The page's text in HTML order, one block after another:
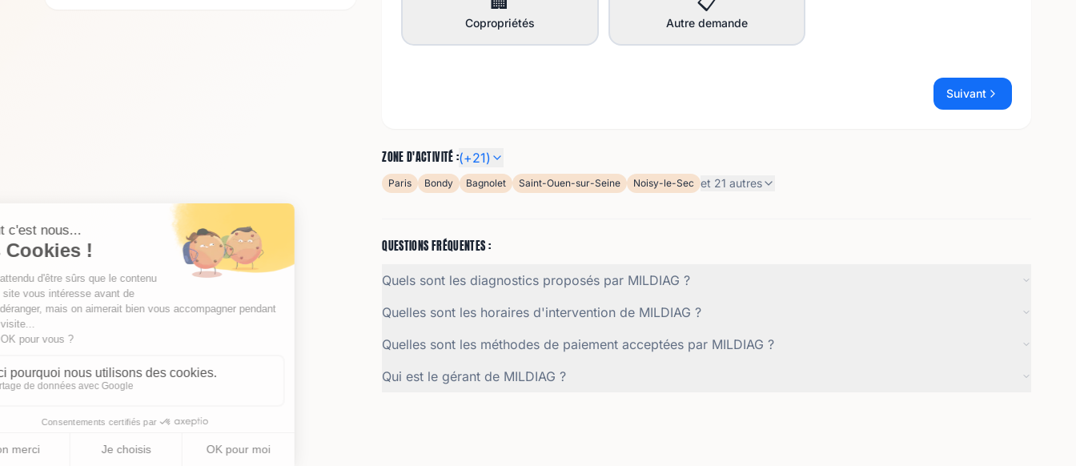
Copropriétés Autre demande
Suivant
ZONE D'ACTIVITÉ :(+21)
Paris Bondy Bagnolet Saint-Ouen-sur-Seine Noisy-le-Sec et 21 autres
QUESTIONS FRÉQUENTES :
Quels sont les diagnostics proposés par MILDIAG ?
Quelles sont les horaires d'intervention de MILDIAG ?
Quelles sont les méthodes de paiement acceptées par MILDIAG ?
Qui est le gérant de MILDIAG ?